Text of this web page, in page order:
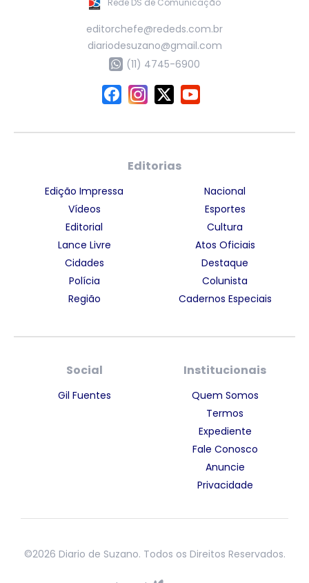
editorchefe@rededs.com.br
diariodesuzano@gmail.com
(11) 4745-6900
Editorias
Edição Impressa
Vídeos
Editorial
Lance Livre
Cidades
Polícia
Região
Nacional
Esportes
Cultura
Atos Oficiais
Destaque
Colunista
Cadernos Especiais
Social
Gil Fuentes
Institucionais
Quem Somos
Termos
Expediente
Fale Conosco
Anuncie
Privacidade
©2026 Diario de Suzano. Todos os Direitos Reservados.